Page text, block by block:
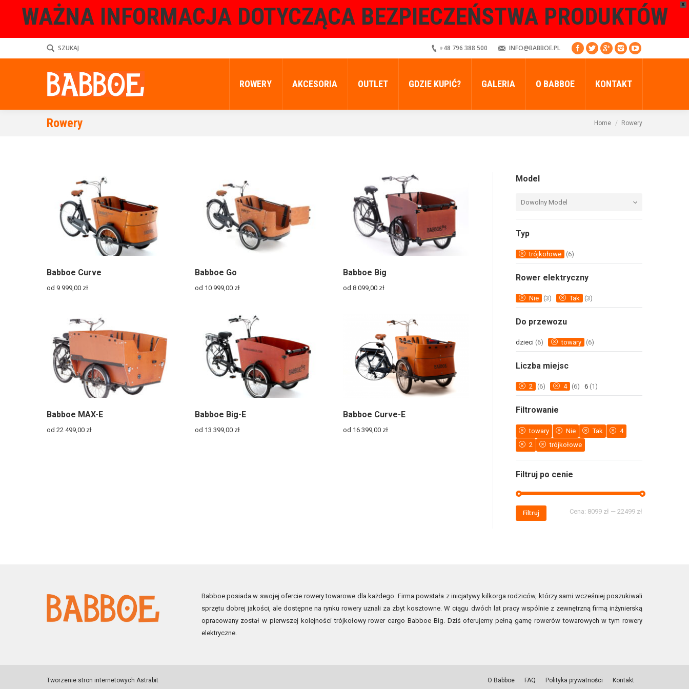
X
WAŻNA INFORMACJA DOTYCZĄCA BEZPIECZEŃSTWA PRODUKTÓW
SZUKAJ +48 796 388 500 INFO@BABBOE.PL
ROWERY AKCESORIA OUTLET GDZIE KUPIĆ? GALERIA O BABBOE KONTAKT
Rowery Home Rowery
Babboe Curve
od 9 999,00 zł
Babboe Go
od 10 999,00 zł
Babboe Big
od 8 099,00 zł
Babboe MAX-E
od 22 499,00 zł
Babboe Big-E
od 13 399,00 zł
Babboe Curve-E
od 16 399,00 zł
Model
Dowolny Model
Typ
trójkołowe (6)
Rower elektryczny
Nie (3) Tak (3)
Do przewozu
dzieci (6) towary (6)
Liczba miejsc
2 (6) 4 (6) 6 (1)
Filtrowanie
towary Nie Tak
4
2
trójkołowe
Filtruj po cenie
Filtruj Cena: 8099 zł — 22499 zł
Babboe posiada w swojej ofercie rowery towarowe dla każdego. Firma powstała z inicjatywy kilkorga rodziców, którzy sami wcześniej poszukiwali
sprzętu dobrej jakości, ale dostępne na rynku rowery uznali za zbyt kosztowne. W ciągu dwóch lat pracy wspólnie z zewnętrzną firmą inżynierską
opracowany został w pierwszej kolejności trójkołowy rower cargo Babboe Big. Dziś oferujemy pełną gamę rowerów towarowych w tym rowery
elektryczne.
Tworzenie stron internetowych Astrabit O Babboe FAQ Polityka prywatności Kontakt